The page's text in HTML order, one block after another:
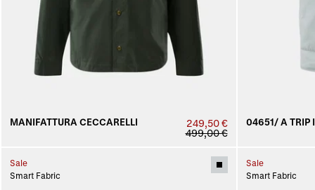
MANIFATTURA CECCARELLI
249,50 €
499,00 €
04651/ A TRIP
Sale
Smart Fabric
Sale
Smart Fabric